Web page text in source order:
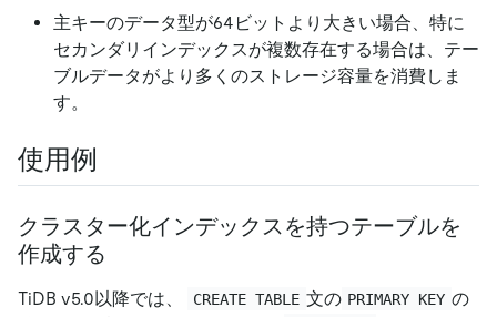
主キーのデータ型が64ビットより大きい場合、特に
セカンダリインデックスが複数存在する場合は、テー
ブルデータがより多くのストレージ容量を消費しま
す。
使用例
クラスター化インデックスを持つテーブルを
作成する
TiDB v5.0以降では、 CREATE TABLE 文の PRIMARY KEY の